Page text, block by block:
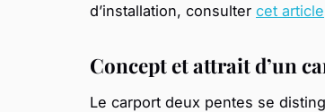
d’installation, consulter cet article
Concept et attrait d’un
Le carport deux pentes se